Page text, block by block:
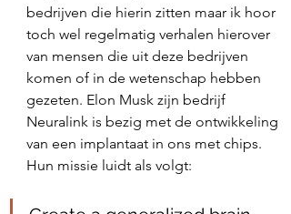
bedrijven die hierin zitten maar ik hoor
toch wel regelmatig verhalen hierover
van mensen die uit deze bedrijven
komen of in de wetenschap hebben
gezeten. Elon Musk zijn bedrijf
Neuralink is bezig met de ontwikkeling
van een implantaat in ons met chips.
Hun missie luidt als volgt: